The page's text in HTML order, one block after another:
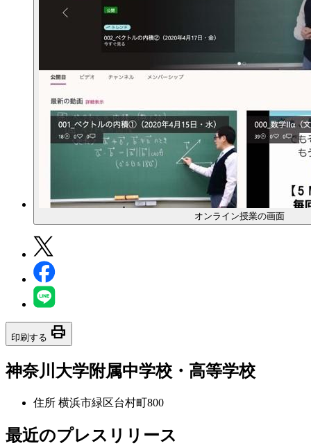
オンライン授業の画面
印刷する print
神奈川大学附属中学校・高等学校
住所 横浜市緑区台村町800
最近のプレスリリース